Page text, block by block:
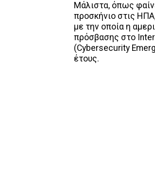
Μάλιστα, όπως
προσκήνιο στις
με την οποία η
πρόσβασης στο
(Cybersecurity
έτους.